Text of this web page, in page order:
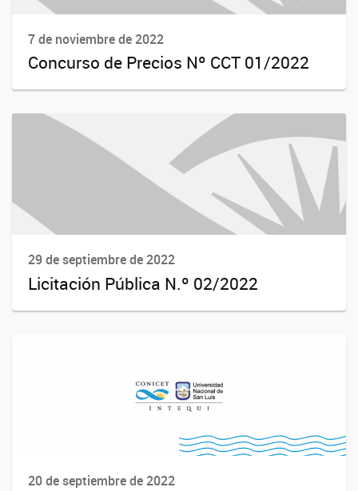
7 de noviembre de 2022
Concurso de Precios Nº CCT 01/2022
29 de septiembre de 2022
Licitación Pública N.º 02/2022
20 de septiembre de 2022